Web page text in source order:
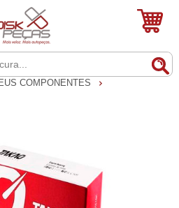
COMPONENTES